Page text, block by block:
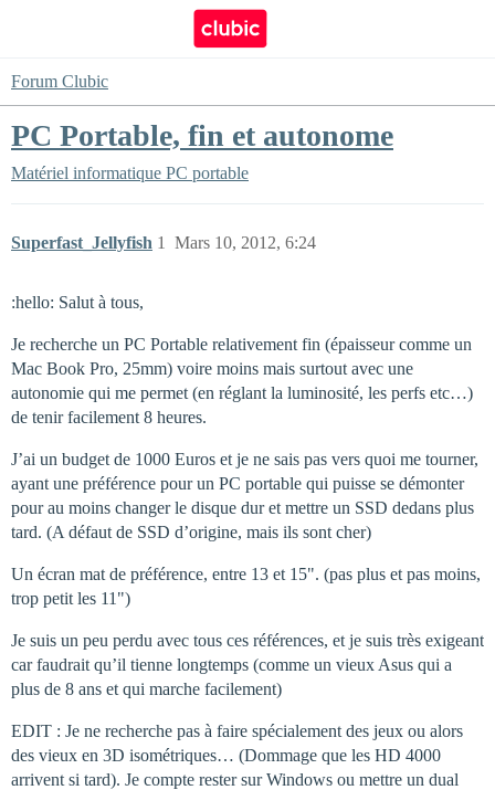
Forum Clubic
PC Portable, fin et autonome
Matériel informatique PC portable
Superfast_Jellyfish Mars 10, 2012, 6:24
1
:hello: Salut à tous,
Je recherche un PC Portable relativement fin (épaisseur comme un
Mac Book Pro, 25mm) voire moins mais surtout avec une
autonomie qui me permet (en réglant la luminosité, les perfs etc…)
de tenir facilement 8 heures.
J’ai un budget de 1000 Euros et je ne sais pas vers quoi me tourner,
ayant une préférence pour un PC portable qui puisse se démonter
pour au moins changer le disque dur et mettre un SSD dedans plus
tard. (A défaut de SSD d’origine, mais ils sont cher)
Un écran mat de préférence, entre 13 et 15". (pas plus et pas moins,
trop petit les 11")
Je suis un peu perdu avec tous ces références, et je suis très exigeant
car faudrait qu’il tienne longtemps (comme un vieux Asus qui a
plus de 8 ans et qui marche facilement)
EDIT : Je ne recherche pas à faire spécialement des jeux ou alors
des vieux en 3D isométriques… (Dommage que les HD 4000
arrivent si tard). Je compte rester sur Windows ou mettre un dual